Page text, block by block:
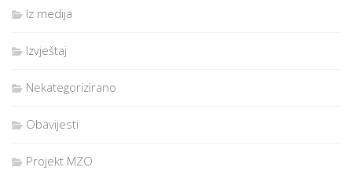
Iz medija
Izvještaj
Nekategorizirano
Obavijesti
Projekt MZO